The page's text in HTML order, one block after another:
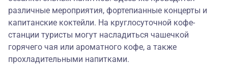
различные мероприятия, фортепианные концерты и
капитанские коктейли. На круглосуточной кофе-
станции туристы могут насладиться чашечкой
горячего чая или ароматного кофе, а также
прохладительными напитками.